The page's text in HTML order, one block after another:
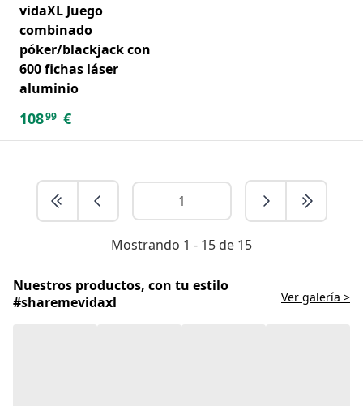
vidaXL Juego
combinado
póker/blackjack con
600 fichas láser
aluminio
10899 €
Mostrando 1 - 15 de 15
Nuestros productos, con tu estilo
#sharemevidaxl
Ver galería >